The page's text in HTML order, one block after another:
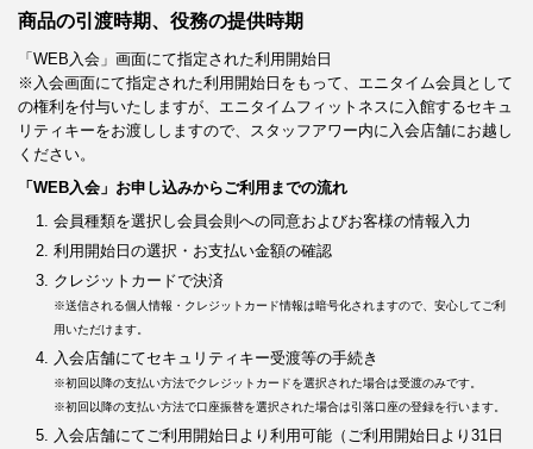
商品の引渡時期、役務の提供時期
「WEB入会」画面にて指定された利用開始日
※入会画面にて指定された利用開始日をもって、エニタイム会員として
の権利を付与いたしますが、エニタイムフィットネスに入館するセキュ
リティキーをお渡ししますので、スタッフアワー内に入会店舗にお越し
ください。
「WEB入会」お申し込みからご利用までの流れ
会員種類を選択し会員会則への同意およびお客様の情報入力
利用開始日の選択・お支払い金額の確認
クレジットカードで決済
※送信される個人情報・クレジットカード情報は暗号化されますので、安心してご利
用いただけます。
入会店舗にてセキュリティキー受渡等の手続き
※初回以降の支払い方法でクレジットカードを選択された場合は受渡のみです。
※初回以降の支払い方法で口座振替を選択された場合は引落口座の登録を行います。
入会店舗にてご利用開始日より利用可能（ご利用開始日より31日